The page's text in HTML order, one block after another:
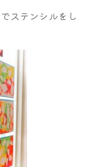
ステンシルをし